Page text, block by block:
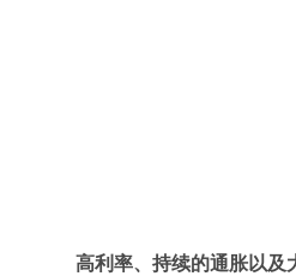
高利率、持续的通胀以及